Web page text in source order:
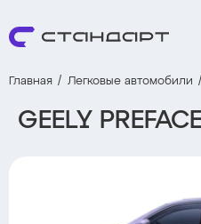
Главная Легковые автомобили
GEELY